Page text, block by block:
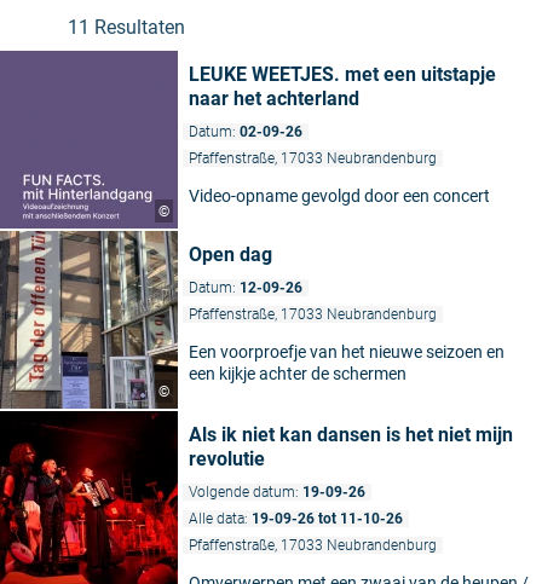
11 Resultaten
©
LEUKE WEETJES. met een uitstapje
naar het achterland
Datum: 02-09-26
Pfaffenstraße, 17033 Neubrandenburg
Video-opname gevolgd door een concert
©
Open dag
Datum: 12-09-26
Pfaffenstraße, 17033 Neubrandenburg
Een voorproefje van het nieuwe seizoen en
een kijkje achter de schermen
Als ik niet kan dansen is het niet mijn
revolutie
Volgende datum: 19-09-26
Alle data: 19-09-26 tot 11-10-26
Pfaffenstraße, 17033 Neubrandenburg